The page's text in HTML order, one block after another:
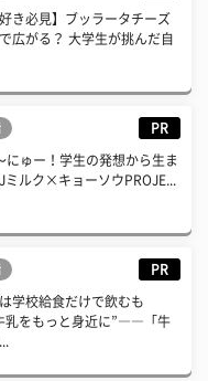
好き必見】ブッラータチーズ
広がる？ 大学生が挑んだ自
PR
にゅー！学生の発想から生ま
ルク×キョーソウPROJE...
PR
は学校給食だけで飲むも
をもっと身近に”――「牛